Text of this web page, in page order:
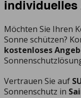
individuelles
Möchten Sie Ihren
Sonne schützen?
kostenloses
Vertrauen Sie auf
Sonnenschutz in